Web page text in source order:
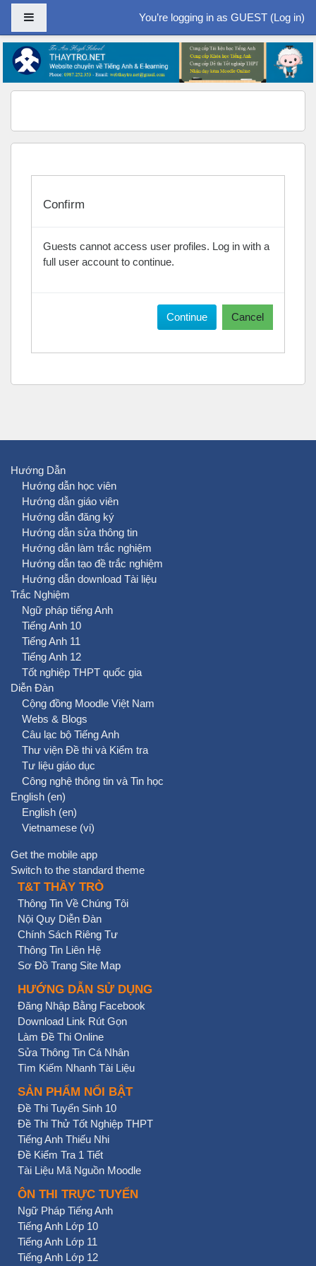
Skip to main content
You’re logging in as GUEST (Log in)
Confirm
Guests cannot access user profiles. Log in with a
full user account to continue.
Continue Cancel
Hướng Dẫn
Hướng dẫn học viên
Hướng dẫn giáo viên
Hướng dẫn đăng ký
Hướng dẫn sửa thông tin
Hướng dẫn làm trắc nghiệm
Hướng dẫn tạo đề trắc nghiệm
Hướng dẫn download Tài liệu
Trắc Nghiệm
Ngữ pháp tiếng Anh
Tiếng Anh 10
Tiếng Anh 11
Tiếng Anh 12
Tốt nghiệp THPT quốc gia
Diễn Đàn
Cộng đồng Moodle Việt Nam
Webs & Blogs
Câu lạc bộ Tiếng Anh
Thư viện Đề thi và Kiểm tra
Tư liệu giáo dục
Công nghệ thông tin và Tin học
English ‎(en)‎
English ‎(en)‎
Vietnamese ‎(vi)‎
Get the mobile app
Switch to the standard theme
T&T THẦY TRÒ
Thông Tin Về Chúng Tôi
Nội Quy Diễn Đàn
Chính Sách Riêng Tư
Thông Tin Liên Hệ
Sơ Đồ Trang Site Map
HƯỚNG DẪN SỬ DỤNG
Đăng Nhập Bằng Facebook
Download Link Rút Gọn
Làm Đề Thi Online
Sửa Thông Tin Cá Nhân
Tìm Kiếm Nhanh Tài Liệu
SẢN PHẨM NỔI BẬT
Đề Thi Tuyển Sinh 10
Đề Thi Thử Tốt Nghiệp THPT
Tiếng Anh Thiếu Nhi
Đề Kiểm Tra 1 Tiết
Tài Liệu Mã Nguồn Moodle
ÔN THI TRỰC TUYẾN
Ngữ Pháp Tiếng Anh
Tiếng Anh Lớp 10
Tiếng Anh Lớp 11
Tiếng Anh Lớp 12